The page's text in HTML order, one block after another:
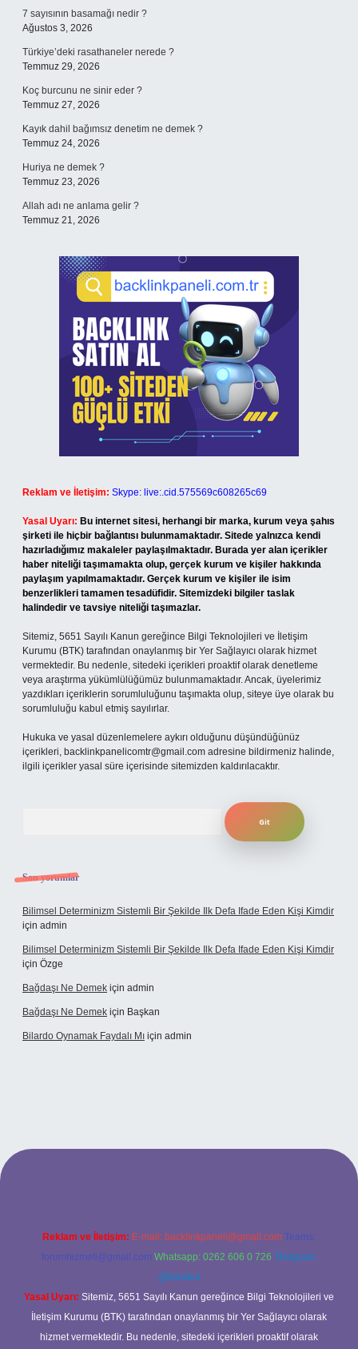
7 sayısının basamağı nedir ?
Ağustos 3, 2026
Türkiye’deki rasathaneler nerede ?
Temmuz 29, 2026
Koç burcunu ne sinir eder ?
Temmuz 27, 2026
Kayık dahil bağımsız denetim ne demek ?
Temmuz 24, 2026
Huriya ne demek ?
Temmuz 23, 2026
Allah adı ne anlama gelir ?
Temmuz 21, 2026
Reklam ve İletişim: Skype: live:.cid.575569c608265c69
Yasal Uyarı: Bu internet sitesi, herhangi bir marka, kurum veya şahıs
şirketi ile hiçbir bağlantısı bulunmamaktadır. Sitede yalnızca kendi
hazırladığımız makaleler paylaşılmaktadır. Burada yer alan içerikler
haber niteliği taşımamakta olup, gerçek kurum ve kişiler hakkında
paylaşım yapılmamaktadır. Gerçek kurum ve kişiler ile isim
benzerlikleri tamamen tesadüfidir. Sitemizdeki bilgiler taslak
halindedir ve tavsiye niteliği taşımazlar.
Sitemiz, 5651 Sayılı Kanun gereğince Bilgi Teknolojileri ve İletişim
Kurumu (BTK) tarafından onaylanmış bir Yer Sağlayıcı olarak hizmet
vermektedir. Bu nedenle, sitedeki içerikleri proaktif olarak denetleme
veya araştırma yükümlülüğümüz bulunmamaktadır. Ancak, üyelerimiz
yazdıkları içeriklerin sorumluluğunu taşımakta olup, siteye üye olarak bu
sorumluluğu kabul etmiş sayılırlar.
Hukuka ve yasal düzenlemelere aykırı olduğunu düşündüğünüz
içerikleri, backlinkpanelicomtr@gmail.com adresine bildirmeniz halinde,
ilgili içerikler yasal süre içerisinde sitemizden kaldırılacaktır.
Son yorumlar
Bilimsel Determinizm Sistemli Bir Şekilde Ilk Defa Ifade Eden Kişi Kimdir
için admin
Bilimsel Determinizm Sistemli Bir Şekilde Ilk Defa Ifade Eden Kişi Kimdir
için Özge
Bağdaşı Ne Demek için admin
Bağdaşı Ne Demek için Başkan
Bilardo Oynamak Faydalı Mı için admin
Reklam ve İletişim: E-mail: backlinkpaneli@gmail.com Teams:
forumhizmeti@gmail.com Whatsapp: 0262 606 0 726 Telegram:
@karabul
Yasal Uyarı: Sitemiz, 5651 Sayılı Kanun gereğince Bilgi Teknolojileri ve
İletişim Kurumu (BTK) tarafından onaylanmış bir Yer Sağlayıcı olarak
hizmet vermektedir. Bu nedenle, sitedeki içerikleri proaktif olarak